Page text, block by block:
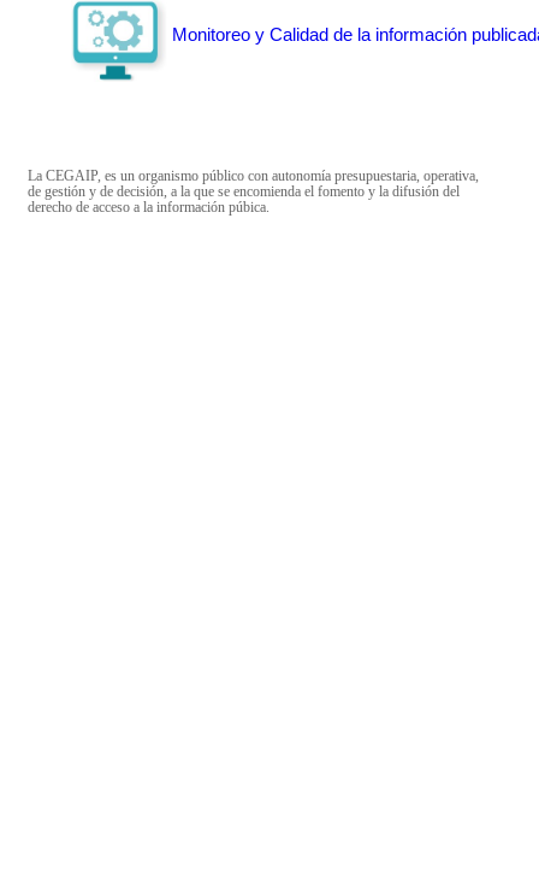
Monitoreo y Calidad de la información
La CEGAIP, es un organismo público con autonomía presupuestaria, operativa,
de gestión y de decisión, a la que se encomienda el fomento y la difusión del
derecho de acceso a la información púbica.